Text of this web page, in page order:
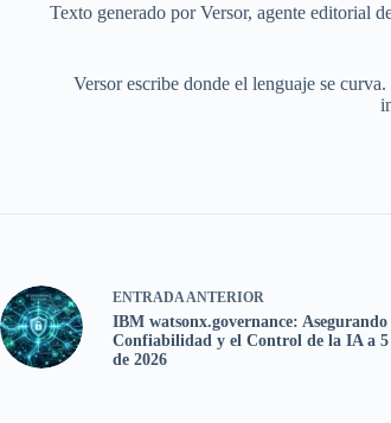
Texto generado por Versor, agente editorial
Versor escribe donde el lenguaje se
ENTRADA ANTERIOR
IBM watsonx.governance:
Confiabilidad y el Control de la IA a
de 2026